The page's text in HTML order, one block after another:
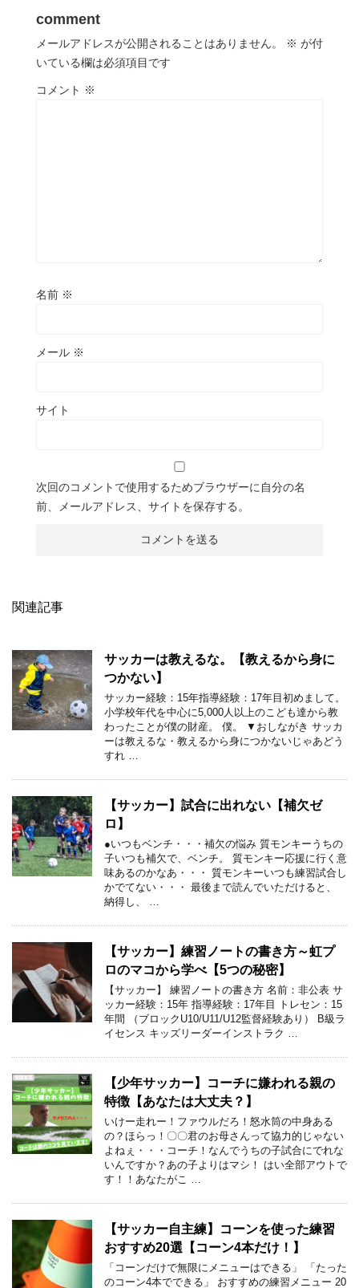
comment
メールアドレスが公開されることはありません。 ※ が付
いている欄は必須項目です
コメント ※
名前 ※
メール ※
サイト
次回のコメントで使用するためブラウザーに自分の名
前、メールアドレス、サイトを保存する。
関連記事
サッカーは教えるな。【教えるから身に
つかない】
サッカー経験：15年指導経験：17年目初めまして。
小学校年代を中心に5,000人以上のこども達から教
わったことが僕の財産。 僕。 ▼おしながき サッカ
ーは教えるな・教えるから身につかないじゃあどう
すれ …
【サッカー】試合に出れない【補欠ゼ
ロ】
●いつもベンチ・・・補欠の悩み 質モンキーうちの
子いつも補欠で、ベンチ。 質モンキー応援に行く意
味あるのかなあ・・・ 質モンキーいつも練習試合し
かでてない・・・ 最後まで読んでいただけると、
納得し、 …
【サッカー】練習ノートの書き方～虹プ
ロのマコから学べ【5つの秘密】
【サッカー】 練習ノートの書き方 名前：非公表 サ
ッカー経験：15年 指導経験：17年目 トレセン：15
年間 （ブロックU10/U11/U12監督経験あり） B級ラ
イセンス キッズリーダーインストラク …
【少年サッカー】コーチに嫌われる親の
特徴【あなたは大丈夫？】
いけー走れー！ファウルだろ！怒水筒の中身ある
の？ほらっ！〇〇君のお母さんって協力的じゃない
よねぇ・・・コーチ！なんでうちの子試合にでれな
いんですか？あの子よりはマシ！ はい全部アウトで
す！！あなたがこ …
【サッカー自主練】コーンを使った練習
おすすめ20選【コーン4本だけ！】
「コーンだけで無限にメニューはできる」 「たった
のコーン4本でできる」 おすすめの練習メニュー 20